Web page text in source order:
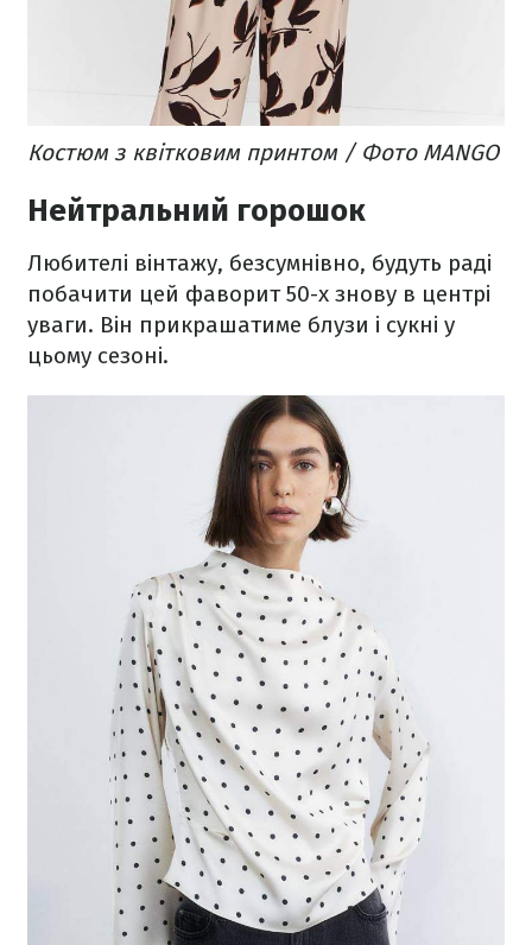
Костюм з квітковим принтом / Фото MANGO
Нейтральний горошок
Любителі вінтажу, безсумнівно, будуть раді
побачити цей фаворит 50-х знову в центрі
уваги. Він прикрашатиме блузи і сукні у
цьому сезоні.